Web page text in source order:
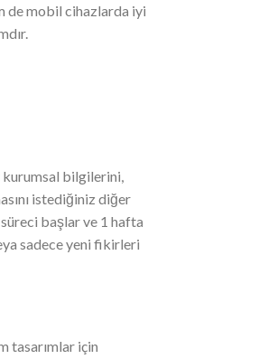
de mobil cihazlarda iyi
kurumsal bilgilerini,
istediğiniz diğer
başlar ve 1 hafta
sadece yeni fikirleri
tasarımlar için